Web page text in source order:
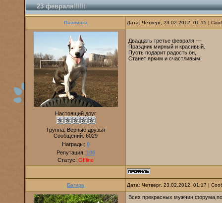
23 февраля!!!!!!
Павлинка Дата: Четверг, 23.02.2012, 01:15 |
Настоящий друг
Группа: Верные друзья
Сообщений: 6029
Награды: 0
Репутация: 106
Статус: Offline
Двадцать третье февраля —
Праздник мирный и красивый.
Пусть подарит радость он,
Станет ярким и счастливым!
Багира Дата: Четверг, 23.02.2012, 01:17 |
Всех прекрасных мужчин